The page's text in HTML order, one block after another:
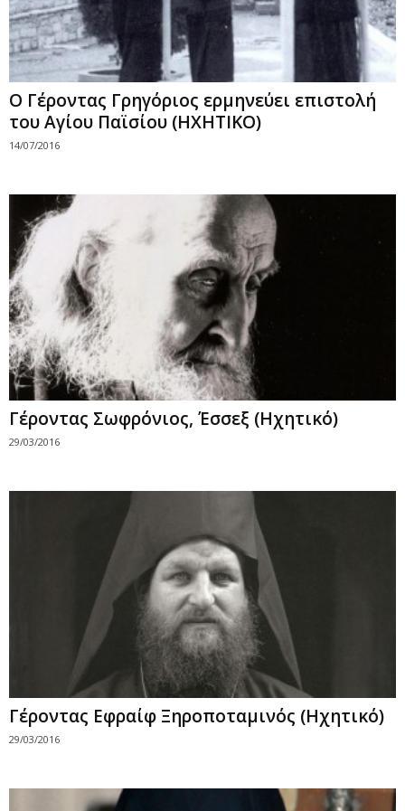
Ο Γέροντας Γρηγόριος ερμηνεύει επιστολή
του Αγίου Παϊσίου (ΗΧΗΤΙΚΟ)
14/07/2016
Γέροντας Σωφρόνιος, Έσσεξ (Ηχητικό)
29/03/2016
Γέροντας Εφραίφ Ξηροποταμινός (Ηχητικό)
29/03/2016